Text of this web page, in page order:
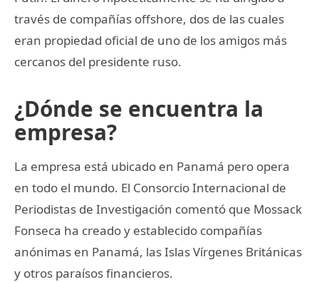
través de compañías offshore, dos de las cuales
eran propiedad oficial de uno de los amigos más
cercanos del presidente ruso.
¿Dónde se encuentra la
empresa?
La empresa está ubicado en Panamá pero opera
en todo el mundo. El Consorcio Internacional de
Periodistas de Investigación comentó que Mossack
Fonseca ha creado y establecido compañías
anónimas en Panamá, las Islas Vírgenes Británicas
y otros paraísos financieros.